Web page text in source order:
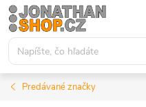
Prejsť
na
obsah
Predávané značky